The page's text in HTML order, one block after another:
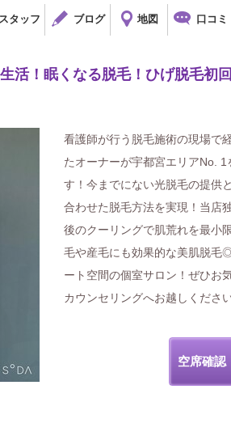
スタッフ ブログ 地図 口コミ
活！眠くなる脱毛！ひげ脱毛初
看護師が行う脱毛施術の現場で
たオーナーが宇都宮エリアNo. 1
す！今までにない光脱毛の提供
合わせた脱毛方法を実現！当店
後のクーリングで肌荒れを最小
毛や産毛にも効果的な美肌脱毛
ート空間の個室サロン！ぜひお
カウンセリングへお越しくださ
空席確認